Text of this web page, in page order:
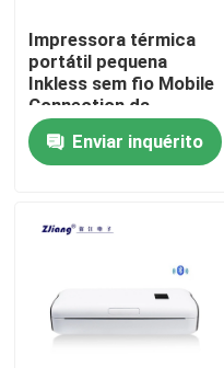
Fale Conosco
notícias
Impressoras térmicas
impressora do recibo
Impressora térmica
portátil pequena
Inkless sem fio Mobile
Connection da
impressora A4
Enviar inquérito